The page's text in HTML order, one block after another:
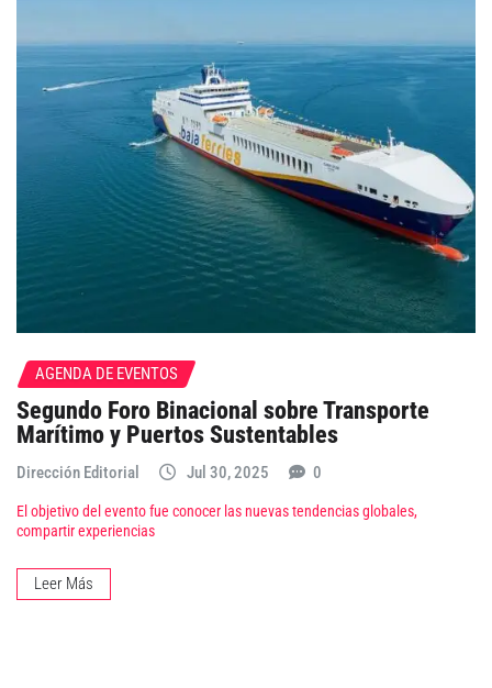
AGENDA DE EVENTOS
Segundo Foro Binacional sobre Transporte
Marítimo y Puertos Sustentables
Dirección Editorial Jul 30, 2025 0
El objetivo del evento fue conocer las nuevas tendencias globales,
compartir experiencias
Leer Más